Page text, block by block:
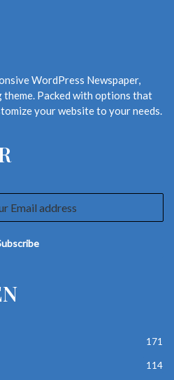
WordPress Newspaper,
theme. Packed with options that
your website to your needs.
171
114